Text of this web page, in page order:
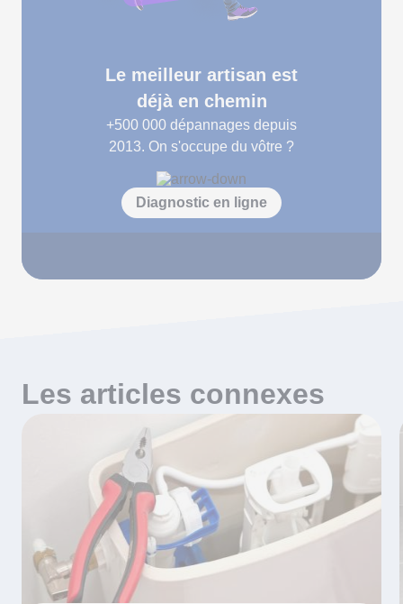
Le meilleur artisan est
déjà en chemin
+500 000 dépannages depuis
2013. On s'occupe du vôtre ?
Diagnostic en ligne
Les articles connexes